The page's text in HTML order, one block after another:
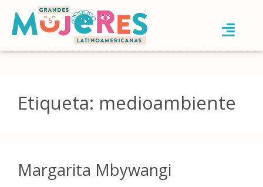
Etiqueta: medioambiente
Margarita Mbywangi